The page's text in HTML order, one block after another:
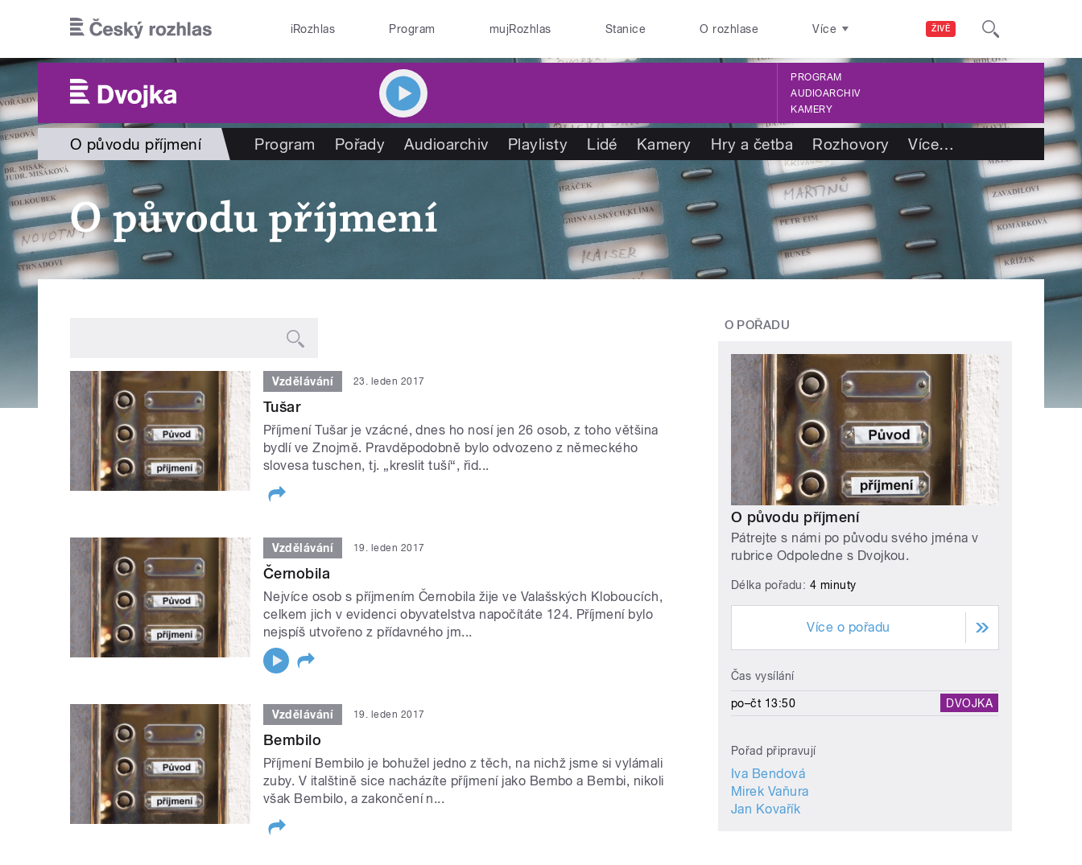
ŽIVĚ
iRozhlas Program mujRozhlas Stanice O rozhlase Více
PROGRAM
AUDIOARCHIV
KAMERY
O původu příjmení Program Pořady Audioarchiv Playlisty Lidé Kamery Hry a četba Rozhovory Více…
Vzdělávání 23. leden 2017
Tušar
Příjmení Tušar je vzácné, dnes ho nosí jen 26 osob, z toho většina
bydlí ve Znojmě. Pravděpodobně bylo odvozeno z německého
slovesa tuschen, tj. „kreslit tuší“, řid...
Vzdělávání 19. leden 2017
Černobila
Nejvíce osob s příjmením Černobila žije ve Valašských Kloboucích,
celkem jich v evidenci obyvatelstva napočítáte 124. Příjmení bylo
nejspíš utvořeno z přídavného jm...
Vzdělávání 19. leden 2017
Bembilo
Příjmení Bembilo je bohužel jedno z těch, na nichž jsme si vylámali
zuby. V italštině sice nacházíte příjmení jako Bembo a Bembi, nikoli
však Bembilo, a zakončení n...
O POŘADU
O původu příjmení
Pátrejte s námi po původu svého jména v
rubrice Odpoledne s Dvojkou.
Délka pořadu: 4 minuty
Více o pořadu
Čas vysílání
po–čt 13:50 DVOJKA
Pořad připravují
Iva Bendová
Mirek Vaňura
Jan Kovařík